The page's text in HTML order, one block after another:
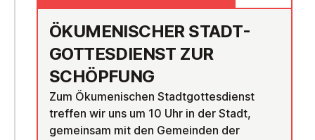
ÖKU­ME­NI­SCHER STADT-
GOT­TES­DIENST ZUR
SCHÖPFUNG
Zum Ökumenischen Stadtgottesdienst
treffen wir uns um 10 Uhr in der Stadt,
gemeinsam mit den Gemeinden der